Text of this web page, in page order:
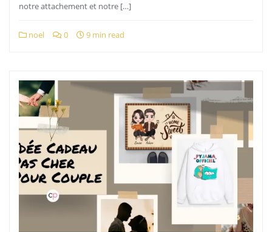
notre attachement et notre […]
noel 0 9 min read